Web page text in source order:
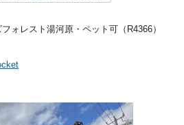
ォレスト湯河原・ペット可（R4366）